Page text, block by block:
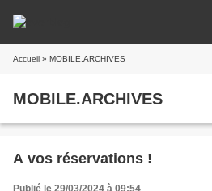
Accueil » MOBILE.ARCHIVES
MOBILE.ARCHIVES
A vos réservations !
Publié le 29/03/2024 à 09:54